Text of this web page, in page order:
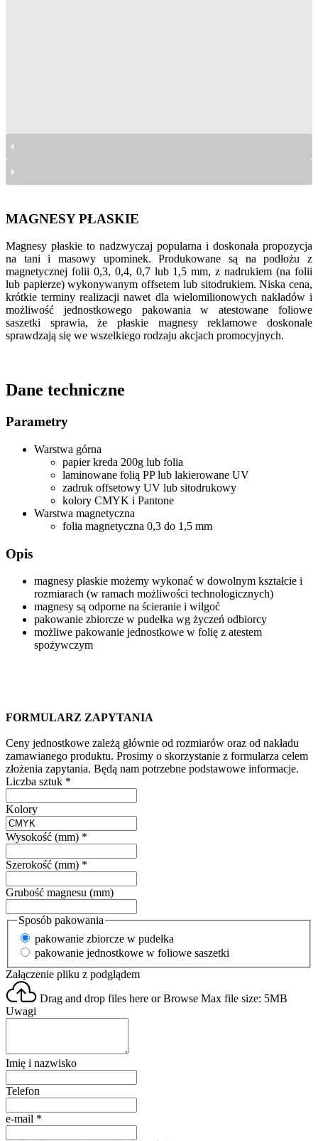
MAGNESY PŁASKIE
Magnesy płaskie to nadzwyczaj popularna i doskonała propozycja
na tani i masowy upominek. Produkowane są na podłożu z
magnetycznej folii 0,3, 0,4, 0,7 lub 1,5 mm, z nadrukiem (na folii
lub papierze) wykonywanym offsetem lub sitodrukiem. Niska cena,
krótkie terminy realizacji nawet dla wielomilionowych nakładów i
możliwość jednostkowego pakowania w atestowane foliowe
saszetki sprawia, że płaskie magnesy reklamowe doskonale
sprawdzają się we wszelkiego rodzaju akcjach promocyjnych.
Dane techniczne
Parametry
Warstwa górna
papier kreda 200g lub folia
laminowane folią PP lub lakierowane UV
zadruk offsetowy UV lub sitodrukowy
kolory CMYK i Pantone
Warstwa magnetyczna
folia magnetyczna 0,3 do 1,5 mm
Opis
magnesy płaskie możemy wykonać w dowolnym kształcie i
rozmiarach (w ramach możliwości technologicznych)
magnesy są odporne na ścieranie i wilgoć
pakowanie zbiorcze w pudełka wg życzeń odbiorcy
możliwe pakowanie jednostkowe w folię z atestem
spożywczym
FORMULARZ ZAPYTANIA
Ceny jednostkowe zależą głównie od rozmiarów oraz od nakładu
zamawianego produktu. Prosimy o skorzystanie z formularza celem
złożenia zapytania. Będą nam potrzebne podstawowe informacje.
Liczba sztuk *
Kolory
Wysokość (mm) *
Szerokość (mm) *
Grubość magnesu (mm)
Sposób pakowania
pakowanie zbiorcze w pudełka
pakowanie jednostkowe w foliowe saszetki
Załączenie pliku z podglądem
Drag and drop files here orBrowse Max file size: 5MB
Uwagi
Imię i nazwisko
Telefon
e-mail *